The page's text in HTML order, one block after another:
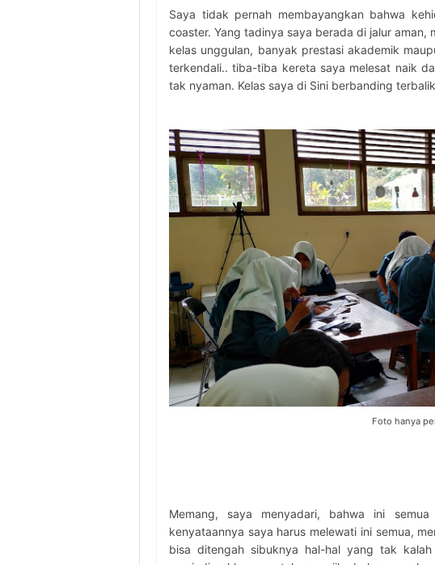
Saya tidak pernah membayangkan bahwa
coaster. Yang tadinya saya berada di jalur aman,
kelas unggulan, banyak prestasi akademik
terkendali.. tiba-tiba kereta saya melesat naik
tak nyaman. Kelas saya di Sini berbanding
Foto hanya
Memang, saya menyadari, bahwa ini
kenyataannya saya harus melewati ini semua,
bisa ditengah sibuknya hal-hal yang tak